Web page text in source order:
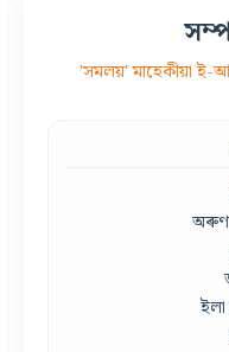
'সমলয়' মাহেকীয়া
অৰুণা